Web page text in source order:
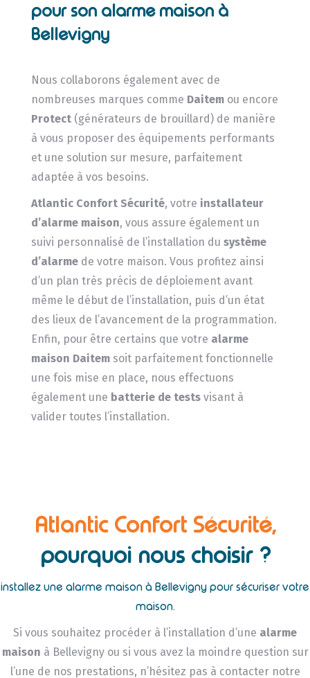
pour son alarme maison à
Bellevigny
Nous collaborons également avec de
nombreuses marques comme Daitemou encore
Protect (générateurs de brouillard) de manière
à vous proposer des équipements performants
et une solution sur mesure, parfaitement
adaptée à vos besoins.
Atlantic Confort Sécurité, votre installateur
d’alarme maison, vous assure également un
suivi personnalisé de l’installation du système
d’alarmede votre maison. Vous profitez ainsi
d’un plan très précis de déploiement avant
même le début de l’installation, puis d’un état
des lieux de l’avancement de la programmation.
Enfin, pour être certains que votre alarme
maison Daitemsoit parfaitement fonctionnelle
une fois mise en place, nous effectuons
également une batterie de testsvisant à
valider toutes l’installation.
Atlantic Confort Sécurité,
pourquoi nous choisir ?
installez une alarme maison à Bellevigny pour sécuriser votre
maison.
Si vous souhaitez procéder à l’installation d’une alarme
maison à Bellevigny ou si vous avez la moindre question sur
l’une de nos prestations, n’hésitez pas à contacter notre